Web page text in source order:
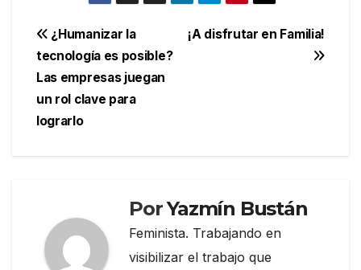
Navegación
de
entradas
¡A disfrutar en Familia!
¿Humanizar la
tecnología es posible?
Las empresas juegan
un rol clave para
lograrlo
PorYazmín Bustán
Feminista. Trabajando en
visibilizar el trabajo que